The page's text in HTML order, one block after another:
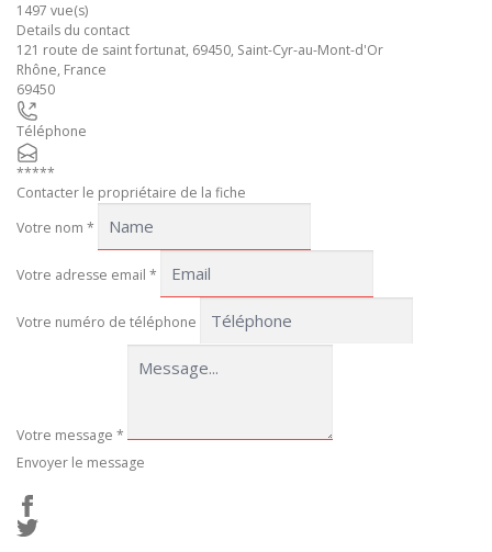
1497 vue(s)
Details du contact
121 route de saint fortunat, 69450, Saint-Cyr-au-Mont-d'Or
Rhône, France
69450
Téléphone
*****
Contacter le propriétaire de la fiche
Votre nom *
Votre adresse email *
Votre numéro de téléphone
Votre message *
Envoyer le message